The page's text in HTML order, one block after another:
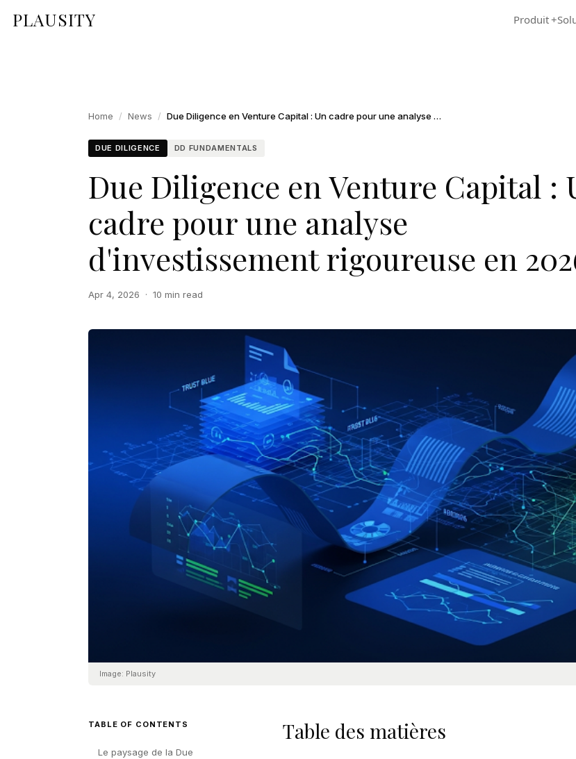
PLAUSITY Produit+
Home / News / Due Diligence en Venture Capital : Un cadre pour une analyse d'investissement rigoureuse en 2026
DUE DILIGENCE DD FUNDAMENTALS
Due Diligence en Venture Capital :
cadre pour une analyse
d'investissement rigoureuse en
Apr 4, 2026 · 10 min read
Image: Plausity
TABLE OF CONTENTS
Le paysage de la Due
Table des matières